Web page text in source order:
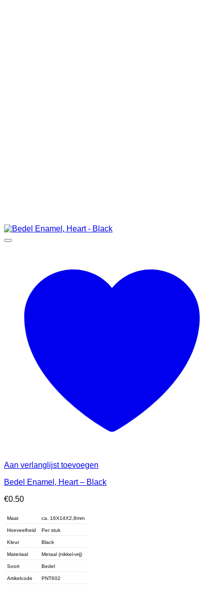
Aan verlanglijst toevoegen
Bedel Enamel, Heart – Black
€0.50
Maat ca. 16X14X2,8mm
Hoeveelheid Per stuk
Kleur Black
Materiaal Metaal (nikkel-vrij)
Soort Bedel
Artikelcode PNT602